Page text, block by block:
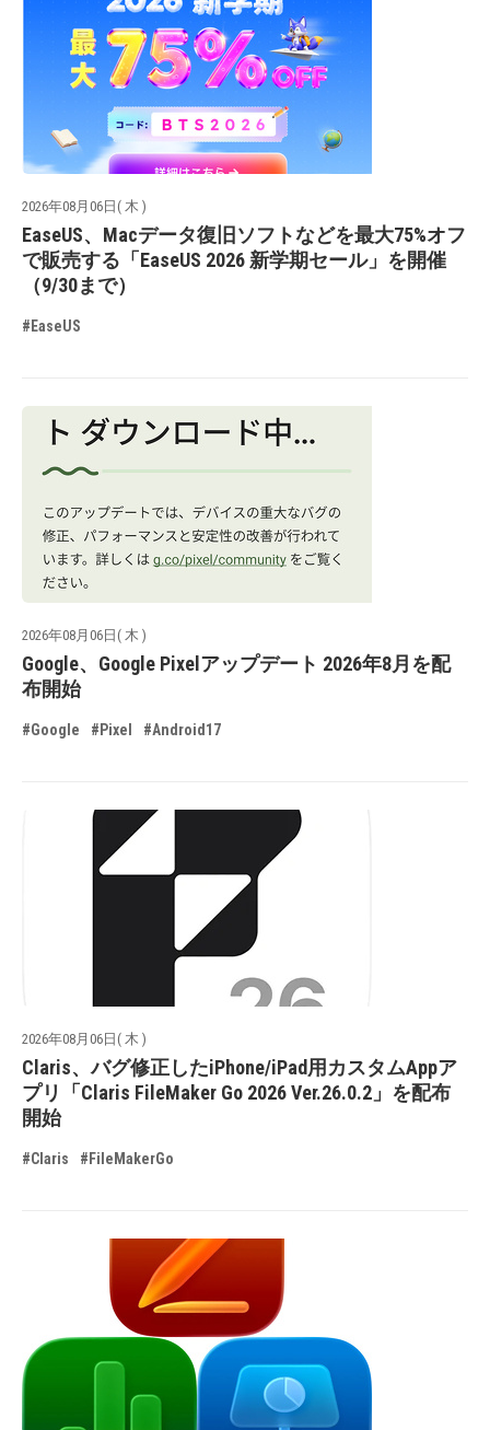
2026年08月06日( 木 )
EaseUS、Macデータ復旧ソフトなどを最大75%オフ
で販売する「EaseUS 2026 新学期セール」を開催
（9/30まで）
#EaseUS
2026年08月06日( 木 )
Google、Google Pixelアップデート 2026年8月を配
布開始
#Google #Pixel #Android17
2026年08月06日( 木 )
Claris、バグ修正したiPhone/iPad用カスタムAppア
プリ「Claris FileMaker Go 2026 Ver.26.0.2」を配布
開始
#Claris #FileMakerGo